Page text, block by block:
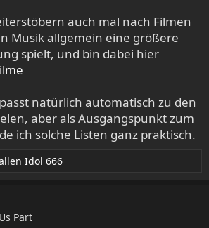
aus der Kindheit hingegen
feuchte Augen und kann mich
auch mal nach Filmen
Musik allgemein eine größere
spielt, und bin dabei hier
natürlich automatisch zu den
aber als Ausgangspunkt zum
ich solche Listen ganz praktisch.
Idol 666
Part